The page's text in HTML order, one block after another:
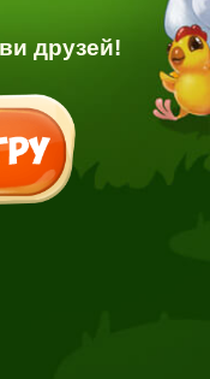
друзей!